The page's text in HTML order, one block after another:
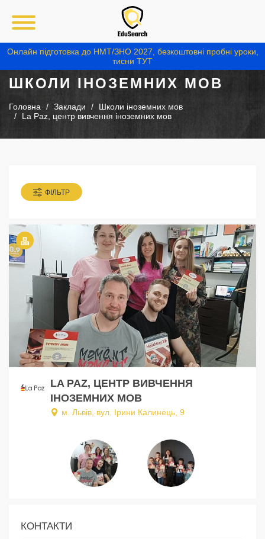
Онлайн підготовка до НМТ/ЗНО 2027, безкоштовні пробні уроки,
тисни ТУТ
ШКОЛИ ІНОЗЕМНИХ МОВ
Головна Заклади
Школи іноземних мов
La Paz, центр вивчення іноземних мов
ФІЛЬТР
LA PAZ, ЦЕНТР ВИВЧЕННЯ
ІНОЗЕМНИХ МОВ
м. Львів, вул. Ірини Калинець, 9
КОНТАКТИ